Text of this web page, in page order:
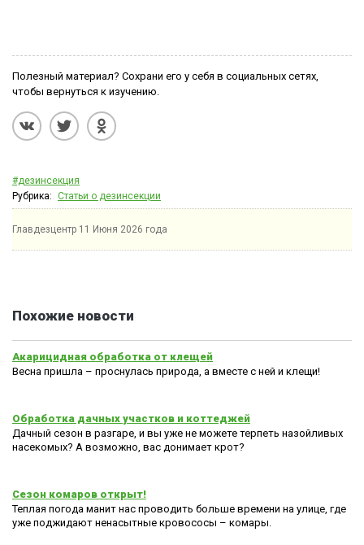
Полезный материал? Сохрани его у себя в социальных сетях,
чтобы вернуться к изучению.
#дезинсекция
Рубрика: Статьи о дезинсекции
Главдезцентр 11 Июня 2026 года
Похожие новости
Акарицидная обработка от клещей
Весна пришла – проснулась природа, а вместе с ней и клещи!
Обработка дачных участков и коттеджей
Дачный сезон в разгаре, и вы уже не можете терпеть назойливых
насекомых? А возможно, вас донимает крот?
Сезон комаров открыт!
Теплая погода манит нас проводить больше времени на улице, где
уже поджидают ненасытные кровососы – комары.